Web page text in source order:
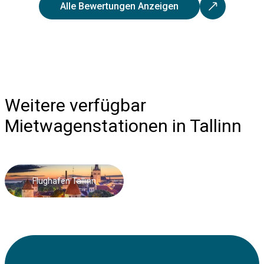
Alle Bewertungen Anzeigen
Weitere verfügbar
Mietwagenstationen in Tallinn
Flughafen Tallinn